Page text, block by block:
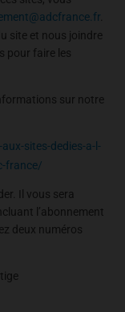
site et nous joindre
pour faire les
sur notre
sites-dedies-a-l-
france/
Il vous sera
l’abonnement
deux numéros